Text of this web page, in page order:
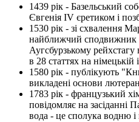
1439 рік - Базельський
Євгенія IV єретиком і
1530 рік - зі схвалення
найближчий сподвижник
Аугсбурзькому
в 28 статтях на німецькій
1580 рік - публікують
викладені основи
1783 рік - французький
повідомляє на засіданні
вода - це сполука водню